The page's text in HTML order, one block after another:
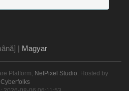
| Magyar
Platform, NetPixel Studio. Hosted by
Cyberfolks